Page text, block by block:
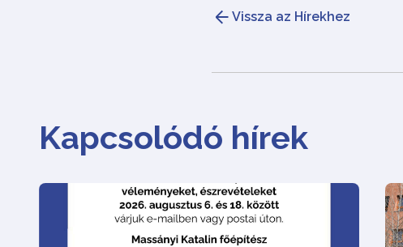
Vissza az Hírekhez
Kapcsolódó hírek